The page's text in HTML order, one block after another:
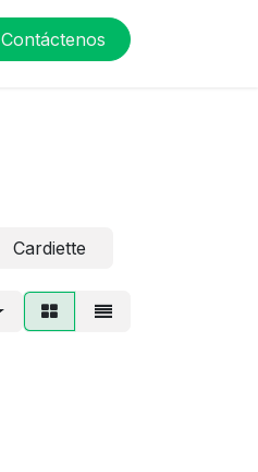
Contáctenos
Cardiette